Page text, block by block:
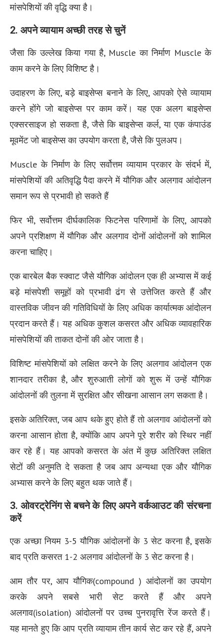
मांसपेशियों की वृद्धि क्या है।
2. अपने व्यायाम अच्छी तरह से चुनें
जैसा कि उल्लेख किया गया है, Muscle का निर्माण Muscle के
काम करने के लिए विशिष्ट है।
उदाहरण के लिए, बड़े बाइसेप्स बनाने के लिए, आपको ऐसे व्यायाम
करने होंगे जो बाइसेप्स पर काम करें। यह एक अलग बाइसेप्स
एक्सरसाइज हो सकता है, जैसे कि बाइसेप्स कर्ल, या एक कंपाउंड
मूवमेंट जो बाइसेप्स का उपयोग करता है, जैसे कि पुलअप।
Muscle के निर्माण के लिए सर्वोत्तम व्यायाम प्रकार के संदर्भ में,
मांसपेशियों की अतिवृद्धि पैदा करने में यौगिक और अलगाव आंदोलन
समान रूप से प्रभावी हो सकते हैं
फिर भी, सर्वोत्तम दीर्घकालिक फिटनेस परिणामों के लिए, आपको
अपने प्रशिक्षण में यौगिक और अलगाव दोनों आंदोलनों को शामिल
करना चाहिए।
एक बारबेल बैक स्क्वाट जैसे यौगिक आंदोलन एक ही अभ्यास में कई
बड़े मांसपेशी समूहों को प्रभावी ढंग से उत्तेजित करते हैं और
वास्तविक जीवन की गतिविधियों के लिए अधिक कार्यात्मक आंदोलन
प्रदान करते हैं। यह अधिक कुशल कसरत और अधिक व्यावहारिक
मांसपेशियों की ताकत दोनों की ओर जाता है।
विशिष्ट मांसपेशियों को लक्षित करने के लिए अलगाव आंदोलन एक
शानदार तरीका है, और शुरुआती लोगों को शुरू में उन्हें यौगिक
आंदोलनों की तुलना में सुरक्षित और सीखना आसान लग सकता है।
इसके अतिरिक्त, जब आप थके हुए होते हैं तो अलगाव आंदोलनों को
करना आसान होता है, क्योंकि आप अपने पूरे शरीर को स्थिर नहीं
कर रहे हैं। यह आपको कसरत के अंत में कुछ अतिरिक्त लक्षित
सेटों की अनुमति दे सकता है जब आप अन्यथा एक और यौगिक
अभ्यास करने के लिए बहुत थक जाते हैं।
3. ओवरट्रेनिंग से बचने के लिए अपने वर्कआउट की संरचना
करें
एक अच्छा नियम 3-5 यौगिक आंदोलनों के 3 सेट करना है, इसके
बाद प्रति कसरत 1-2 अलगाव आंदोलनों के 3 सेट करना है।
आम तौर पर, आप यौगिक(compound ) आंदोलनों का उपयोग
करके अपने सबसे भारी सेट करते हैं और अपने
अलगाव(isolation) आंदोलनों पर उच्च पुनरावृत्ति रेंज करते हैं।
यह मानते हुए कि आप प्रति व्यायाम तीन कार्य सेट कर रहे हैं, अपने